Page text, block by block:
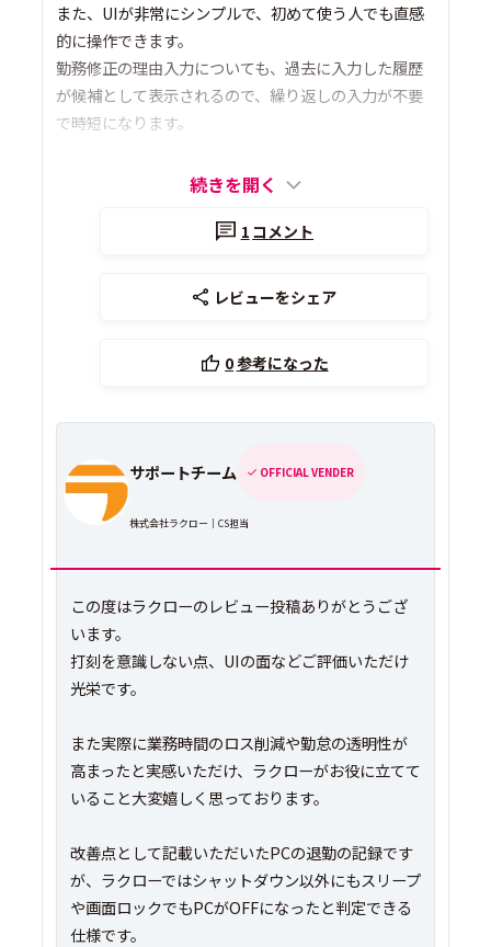
また、UIが非常にシンプルで、初めて使う人でも直感
的に操作できます。
勤務修正の理由入力についても、過去に入力した履歴
が候補として表示されるので、繰り返しの入力が不要
で時短になります。
続きを開く
1 コメント
レビューをシェア
0参考になった
サポートチーム OFFICIAL VENDER
株式会社ラクロー｜CS担当
この度はラクローのレビュー投稿ありがとうござ
います。
打刻を意識しない点、UIの面などご評価いただけ
光栄です。
また実際に業務時間のロス削減や勤怠の透明性が
高まったと実感いただけ、ラクローがお役に立てて
いること大変嬉しく思っております。
改善点として記載いただいたPCの退勤の記録です
が、ラクローではシャットダウン以外にもスリープ
や画面ロックでもPCがOFFになったと判定できる
仕様です。